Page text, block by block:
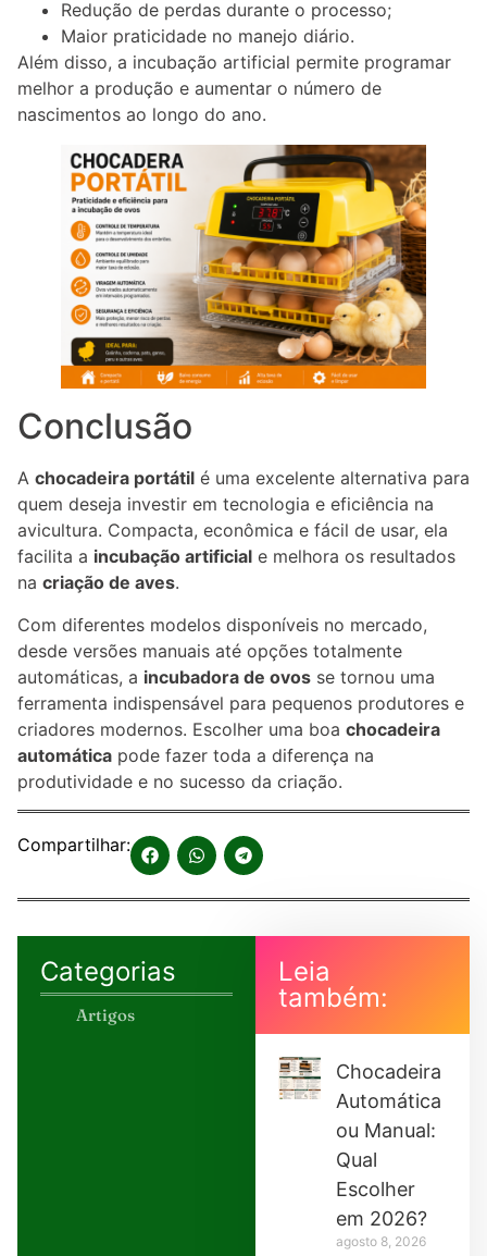
Redução de perdas durante o processo;
Maior praticidade no manejo diário.
Além disso, a incubação artificial permite programar
melhor a produção e aumentar o número de
nascimentos ao longo do ano.
Conclusão
A chocadeira portátil é uma excelente alternativa para
quem deseja investir em tecnologia e eficiência na
avicultura. Compacta, econômica e fácil de usar, ela
facilita a incubação artificial e melhora os resultados
na criação de aves.
Com diferentes modelos disponíveis no mercado,
desde versões manuais até opções totalmente
automáticas, a incubadora de ovos se tornou uma
ferramenta indispensável para pequenos produtores e
criadores modernos. Escolher uma boa chocadeira
automática pode fazer toda a diferença na
produtividade e no sucesso da criação.
Compartilhar:
Categorias
Artigos
Leia
também:
Chocadeira
Automática
ou Manual:
Qual
Escolher
em 2026?
agosto 8, 2026